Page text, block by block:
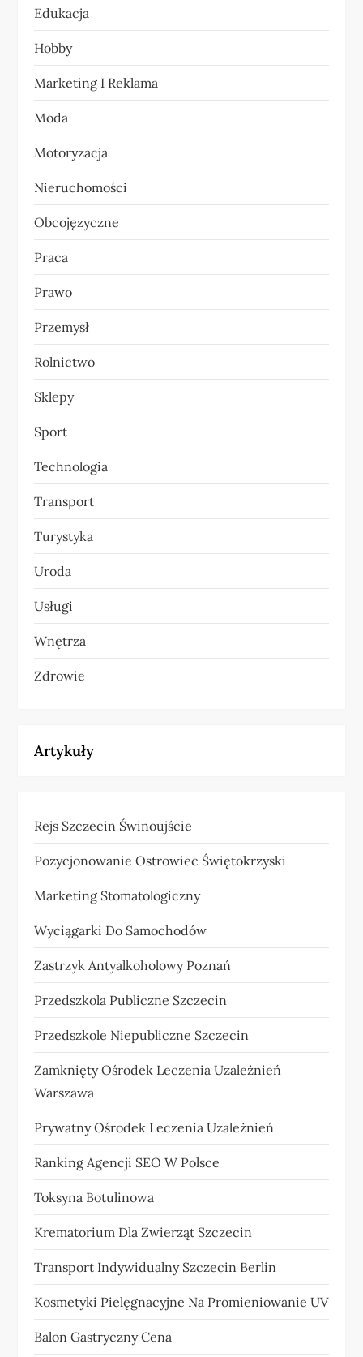
i
s
u
Edukacja
Hobby
Marketing I Reklama
Moda
Motoryzacja
Nieruchomości
Obcojęzyczne
Praca
Prawo
Przemysł
Rolnictwo
Sklepy
Sport
Technologia
Transport
Turystyka
Uroda
Usługi
Wnętrza
Zdrowie
Artykuły
Rejs Szczecin Świnoujście
Pozycjonowanie Ostrowiec Świętokrzyski
Marketing Stomatologiczny
Wyciągarki Do Samochodów
Zastrzyk Antyalkoholowy Poznań
Przedszkola Publiczne Szczecin
Przedszkole Niepubliczne Szczecin
Zamknięty Ośrodek Leczenia Uzależnień
Warszawa
Prywatny Ośrodek Leczenia Uzależnień
Ranking Agencji SEO W Polsce
Toksyna Botulinowa
Krematorium Dla Zwierząt Szczecin
Transport Indywidualny Szczecin Berlin
Kosmetyki Pielęgnacyjne Na Promieniowanie UV
Balon Gastryczny Cena